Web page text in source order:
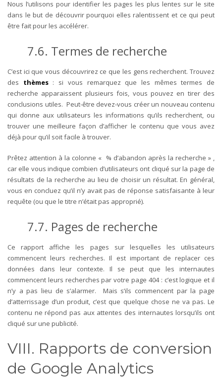
Nous l’utilisons pour identifier les pages les plus lentes sur le site
dans le but de découvrir pourquoi elles ralentissent et ce qui peut
être fait pour les accélérer.
7.6. Termes de recherche
C’est ici que vous découvrirez ce que les gens recherchent. Trouvez
des thèmes: si vous remarquez que les mêmes termes de
recherche apparaissent plusieurs fois, vous pouvez en tirer des
conclusions utiles. Peut-être devez-vous créer un nouveau contenu
qui donne aux utilisateurs les informations qu’ils recherchent, ou
trouver une meilleure façon d’afficher le contenu que vous avez
déjà pour qu’il soit facile à trouver.
Prêtez attention à la colonne « % d’abandon après la recherche » ,
car elle vous indique combien d’utilisateurs ont cliqué sur la page de
résultats de la recherche au lieu de choisir un résultat. En général,
vous en concluez qu’il n’y avait pas de réponse satisfaisante à leur
requête (ou que le titre n’était pas approprié).
7.7. Pages de recherche
Ce rapport affiche les pages sur lesquelles les utilisateurs
commencent leurs recherches. Il est important de replacer ces
données dans leur contexte. Il se peut que les internautes
commencent leurs recherches par votre page 404 : c’est logique et il
n’y a pas lieu de s’alarmer. Mais s’ils commencent par la page
d’atterrissage d’un produit, c’est que quelque chose ne va pas. Le
contenu ne répond pas aux attentes des internautes lorsqu’ils ont
cliqué sur une publicité.
VIII. Rapports de conversion
de Google Analytics